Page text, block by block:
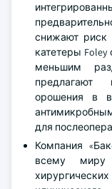
снижают риск
катетеры
меньшим
предлагают
орошения в
для
Компания
всему миру